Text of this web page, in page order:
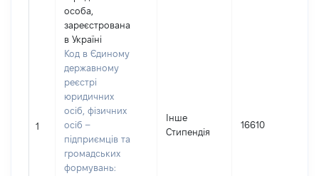
1
особа,
зареєстрована
в Україні
Код в Єдиному
державному
реєстрі
юридичних
осіб, фізичних
осіб –
підприємців та
громадських
формувань:
Інше
Стипендія
16610